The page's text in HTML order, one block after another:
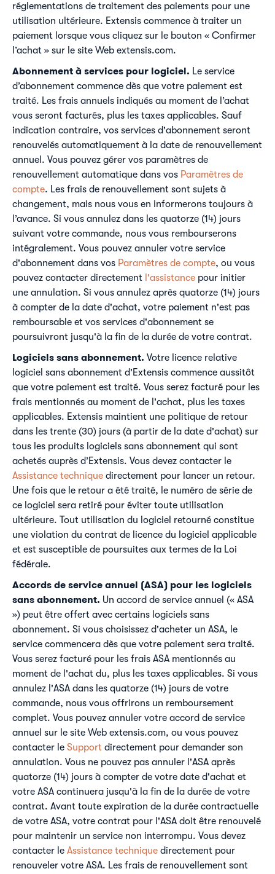
réglementations de traitement des paiements pour une
utilisation ultérieure. Extensis commence à traiter un
paiement lorsque vous cliquez sur le bouton « Confirmer
l’achat » sur le site Web extensis.com.
Abonnement à services pour logiciel. Le service
d’abonnement commence dès que votre paiement est
traité. Les frais annuels indiqués au moment de l’achat
vous seront facturés, plus les taxes applicables. Sauf
indication contraire, vos services d'abonnement seront
renouvelés automatiquement à la date de renouvellement
annuel. Vous pouvez gérer vos paramètres de
renouvellement automatique dans vos Paramètres de
compte. Les frais de renouvellement sont sujets à
changement, mais nous vous en informerons toujours à
l’avance. Si vous annulez dans les quatorze (14) jours
suivant votre commande, nous vous rembourserons
intégralement. Vous pouvez annuler votre service
d'abonnement dans vos Paramètres de compte, ou vous
pouvez contacter directement l'assistance pour initier
une annulation. Si vous annulez après quatorze (14) jours
à compter de la date d'achat, votre paiement n'est pas
remboursable et vos services d'abonnement se
poursuivront jusqu'à la fin de la durée de votre contrat.
Logiciels sans abonnement. Votre licence relative
logiciel sans abonnement d'Extensis commence aussitôt
que votre paiement est traité. Vous serez facturé pour les
frais mentionnés au moment de l'achat, plus les taxes
applicables. Extensis maintient une politique de retour
dans les trente (30) jours (à partir de la date d'achat) sur
tous les produits logiciels sans abonnement qui sont
achetés auprès d’Extensis. Vous devez contacter le
Assistance technique directement pour lancer un retour.
Une fois que le retour a été traité, le numéro de série de
ce logiciel sera retiré pour éviter toute utilisation
ultérieure. Tout utilisation du logiciel retourné constitue
une violation du contrat de licence du logiciel applicable
et est susceptible de poursuites aux termes de la Loi
fédérale.
Accords de service annuel (ASA) pour les logiciels
sans abonnement. Un accord de service annuel (« ASA
») peut être offert avec certains logiciels sans
abonnement. Si vous choisissez d'acheter un ASA, le
service commencera dès que votre paiement sera traité.
Vous serez facturé pour les frais ASA mentionnés au
moment de l'achat du, plus les taxes applicables. Si vous
annulez l'ASA dans les quatorze (14) jours de votre
commande, nous vous offrirons un remboursement
complet. Vous pouvez annuler votre accord de service
annuel sur le site Web extensis.com, ou vous pouvez
contacter le Support directement pour demander son
annulation. Vous ne pouvez pas annuler l'ASA après
quatorze (14) jours à compter de votre date d'achat et
votre ASA continuera jusqu'à la fin de la durée de votre
contrat. Avant toute expiration de la durée contractuelle
de votre ASA, votre contrat pour l'ASA doit être renouvelé
pour maintenir un service non interrompu. Vous devez
contacter le Assistance technique directement pour
renouveler votre ASA. Les frais de renouvellement sont